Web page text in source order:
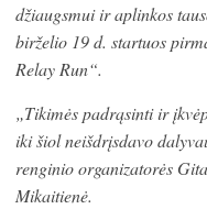
džiaugsmui ir aplinkos
birželio 19 d. startuos
Relay Run“.
„Tikimės padrąsinti ir
iki šiol neišdrįsdavo
renginio organizatorės
Mikaitienė.